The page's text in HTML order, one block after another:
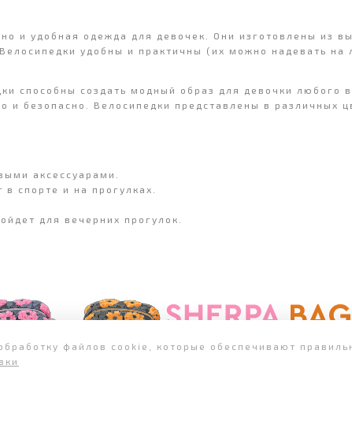
и удобная одежда для девочек. Они изготовлены из
удобны и практичны (их можно надевать
способны создать модный образ для девочки любого
и безопасно. Велосипедки представлены в различных
аксессуарами.
спорте и на прогулках.
для вечерних прогулок.
файлов cookie, которые обеспечивают